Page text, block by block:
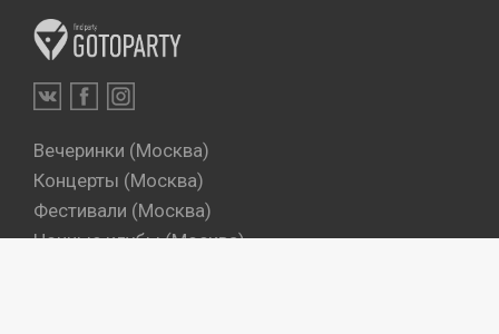
Вечеринки (Москва)
Концерты (Москва)
Фестивали (Москва)
Ночные клубы (Москва)